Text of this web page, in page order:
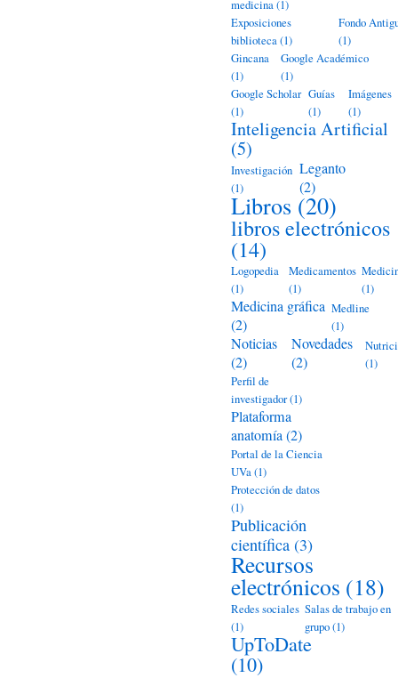
medicina(1)
Exposiciones
biblioteca(1)
Fondo
(1)
Gincana
(1)
Google Académico
(1)
Google Scholar
(1)
Guías
(1)
Imágenes
(1)
Inteligencia Artificial
(5)
Investigación
(1)
Leganto
(2)
Libros (20)
libros electrónicos
(14)
Logopedia
(1)
Medicamentos
(1)
(1)
Medicina gráfica
(2)
Medline
(1)
Noticias
(2)
Novedades
(2)
(1)
Perfil de
investigador(1)
Plataforma
anatomía(2)
Portal de la Ciencia
UVa(1)
Protección de datos
(1)
Publicación
científica (3)
Recursos
electrónicos (18)
Redes sociales
(1)
Salas de trabajo en
grupo(1)
UpToDate
(10)